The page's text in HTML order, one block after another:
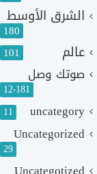
الشرق الأوسط
180
عالم 101
صوتك وصل
12٬181
uncategory
11
Uncategorized
29